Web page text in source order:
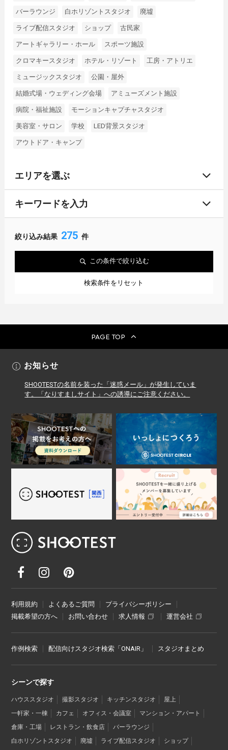
バーラウンジ 白ホリゾントスタジオ 廃墟
ライブ配信スタジオ ショップ 古民家
アートギャラリー・ホール スポーツ施設
クロマキースタジオ ホテル・リゾート 工房・アトリエ
ミュージックスタジオ 公園・屋外
結婚式場・ウェディング会場 アミューズメント施設
病院・福祉施設 モーションキャプチャスタジオ
美容室・サロン 学校 LED背景スタジオ
アウトドア・キャンプ
エリアを選ぶ
キーワードを入力
絞り込み結果 275 件
この条件で絞り込む
検索条件をリセット
PAGE TOP
お知らせ
SHOOTESTの名前を装った「迷惑メール」が発生していま
す。「なりすましサイト」への誘導にご注意ください。
利用規約 よくあるご質問
プライバシーポリシー
掲載希望の方へ
お問い合わせ 求人情報 運営会社
作例検索 配信向けスタジオ検索「ONAIR」 スタジオまとめ
シーンで探す
ハウススタジオ 撮影スタジオ キッチンスタジオ
屋上
一軒家・一棟
カフェ オフィス・会議室
マンション・アパート
倉庫・工場
レストラン・飲食店
バーラウンジ
白ホリゾントスタジオ
廃墟 ライブ配信スタジオ
ショップ